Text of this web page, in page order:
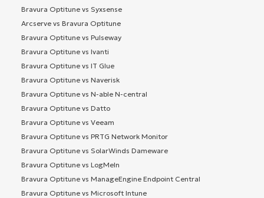
Bravura Optitune vs Syxsense
Arcserve vs Bravura Optitune
Bravura Optitune vs Pulseway
Bravura Optitune vs Ivanti
Bravura Optitune vs IT Glue
Bravura Optitune vs Naverisk
Bravura Optitune vs N-able N-central
Bravura Optitune vs Datto
Bravura Optitune vs Veeam
Bravura Optitune vs PRTG Network Monitor
Bravura Optitune vs SolarWinds Dameware
Bravura Optitune vs LogMeIn
Bravura Optitune vs ManageEngine Endpoint Central
Bravura Optitune vs Microsoft Intune